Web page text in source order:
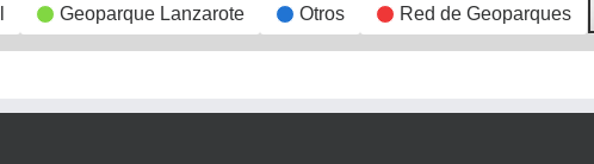
Geoparque Lanzarote Otros Red de Geoparques